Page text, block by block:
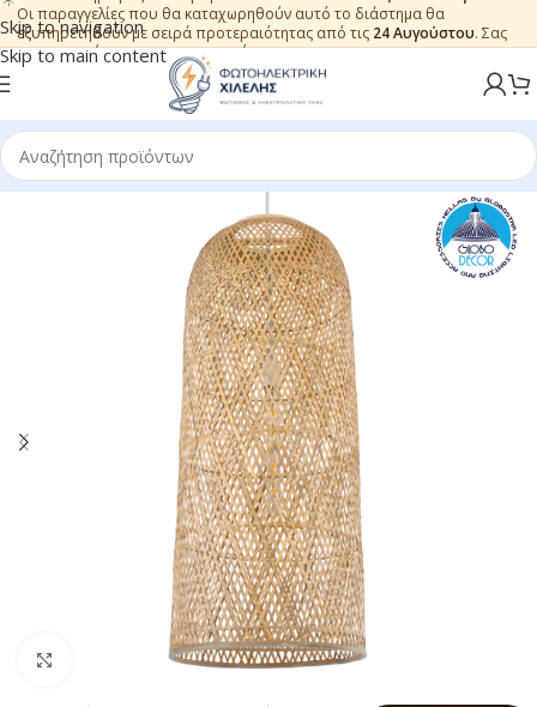
Skip to navigation
Skip to main content
Οι παραγγελίες που θα καταχωρηθούν αυτό το διάστημα θα
εξυπηρετηθούν με σειρά προτεραιότητας από τις 24 Αυγούστου. Σας
ευχαριστούμε για την εμπιστοσύνη.
Κλικ για μεγέθυνση